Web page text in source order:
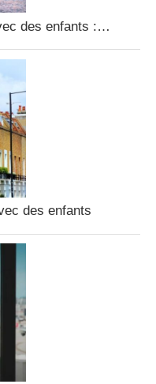
des enfants :…
des enfants